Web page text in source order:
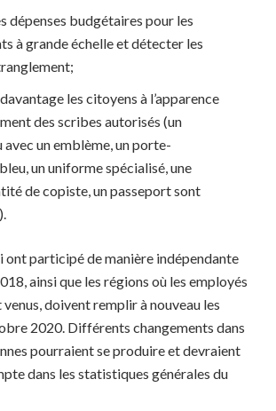
dépenses budgétaires pour les
à grande échelle et détecter les
les citoyens à l’apparence
des scribes autorisés (un
un emblème, un porte-
un uniforme spécialisé, une
de copiste, un passeport sont
ont participé de manière indépendante
ainsi que les régions où les employés
doivent remplir à nouveau les
2020. Différents changements dans
pourraient se produire et devraient
dans les statistiques générales du